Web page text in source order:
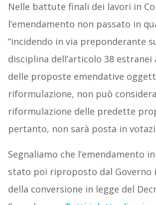
Nelle battute finali dei lavori in
l’emendamento non passato in
“incidendo in via preponderante
disciplina dell’articolo 38
delle proposte emendative
riformulazione, non può
riformulazione delle predette
pertanto, non sarà posta in
Segnaliamo che l’emendamento
stato poi riproposto dal Governo
della conversione in legge del